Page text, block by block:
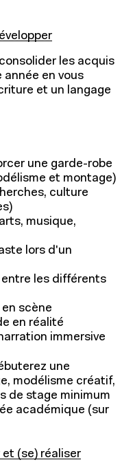
les acquis
en vous
et un langage
une garde-robe
et montage)
culture
musique,
lors d'un
les différents
scène
en réalité
immersive
une
modélisme créatif,
de stage minimum
académique (sur
(se) réaliser